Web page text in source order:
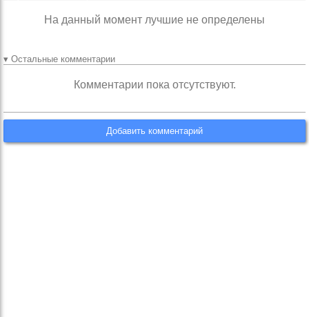
На данный момент лучшие не определены
▾ Остальные комментарии
Комментарии пока отсутствуют.
Добавить комментарий